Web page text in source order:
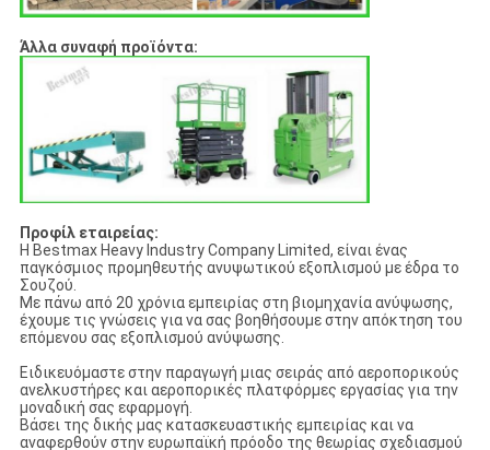
Άλλα συναφή προϊόντα:
Προφίλ εταιρείας:
Η Bestmax Heavy Industry Company Limited, είναι ένας
παγκόσμιος προμηθευτής ανυψωτικού εξοπλισμού με έδρα το
Σουζού.
Με πάνω από 20 χρόνια εμπειρίας στη βιομηχανία ανύψωσης,
έχουμε τις γνώσεις για να σας βοηθήσουμε στην απόκτηση του
επόμενου σας εξοπλισμού ανύψωσης.
Ειδικευόμαστε στην παραγωγή μιας σειράς από αεροπορικούς
ανελκυστήρες και αεροπορικές πλατφόρμες εργασίας για την
μοναδική σας εφαρμογή.
Βάσει της δικής μας κατασκευαστικής εμπειρίας και να
αναφερθούν στην ευρωπαϊκή πρόοδο της θεωρίας σχεδιασμού